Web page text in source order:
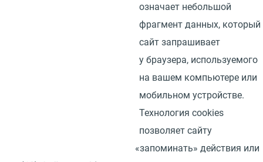
означает небольшой
фрагмент данных, который
сайт запрашивает
у браузера, используемого
на вашем компьютере или
мобильном устройстве.
Технология cookies
позволяет сайту
«запоминать» действия или